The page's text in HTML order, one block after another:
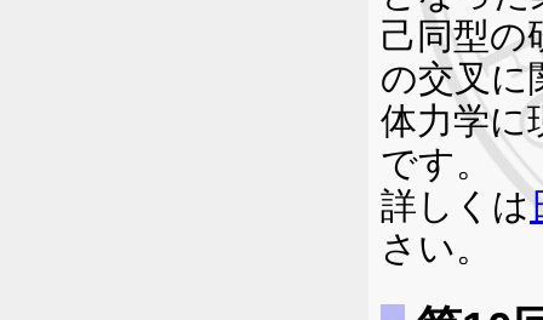
己同型の
の交叉に
体力学に
です。
詳しくは
さい。